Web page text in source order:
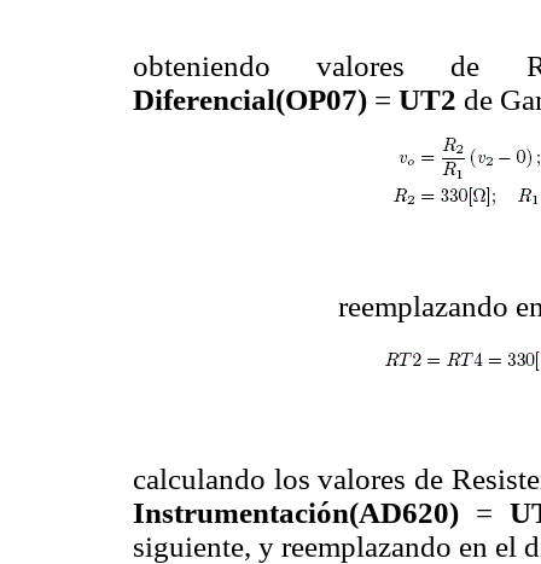
obteniendo valores de
Diferencial(OP07) = UT2 de
reemplazando
calculando los valores de
Instrumentación(AD620) =
siguiente, y reemplazando en el